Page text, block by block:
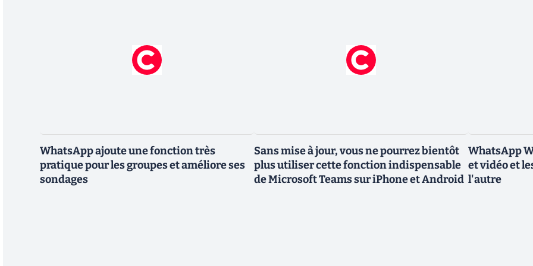
WhatsApp ajoute une fonction très
pratique pour les groupes et améliore ses
sondages
Sans mise à jour, vous ne pourrez bientôt
plus utiliser cette fonction indispensable
de Microsoft Teams sur iPhone et Android
WhatsApp
et vidéo et
l'autre